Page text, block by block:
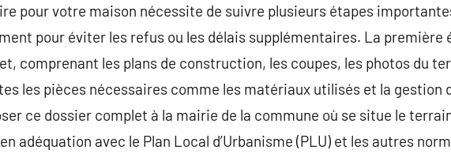
pour votre maison nécessite de suivre plusieurs étapes
pour éviter les refus ou les délais supplémentaires. La première
comprenant les plans de construction, les coupes, les photos du
les pièces nécessaires comme les matériaux utilisés et la gestion
ce dossier complet à la mairie de la commune où se situe le
adéquation avec le Plan Local d’Urbanisme (PLU) et les autres